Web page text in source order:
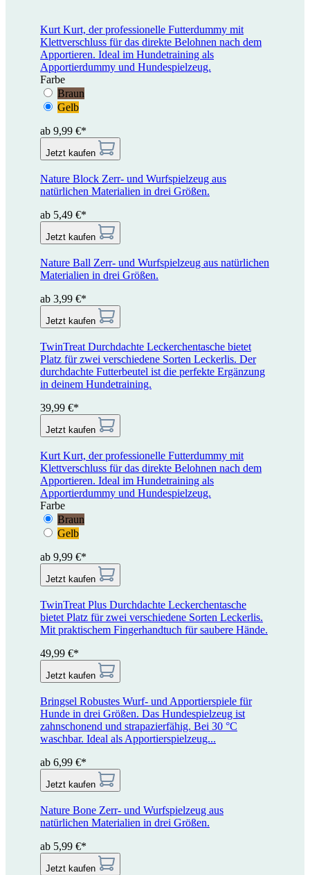
Kurt Kurt, der professionelle Futterdummy mit
Klettverschluss für das direkte Belohnen nach dem
Apportieren. Ideal im Hundetraining als
Apportierdummy und Hundespielzeug.
Farbe
Braun
Gelb
ab 9,99 €*
Jetzt kaufen
Nature Block Zerr- und Wurfspielzeug aus
natürlichen Materialien in drei Größen.
ab 5,49 €*
Jetzt kaufen
Nature Ball Zerr- und Wurfspielzeug aus natürlichen
Materialien in drei Größen.
ab 3,99 €*
Jetzt kaufen
TwinTreat Durchdachte Leckerchentasche bietet
Platz für zwei verschiedene Sorten Leckerlis. Der
durchdachte Futterbeutel ist die perfekte Ergänzung
in deinem Hundetraining.
39,99 €*
Jetzt kaufen
Kurt Kurt, der professionelle Futterdummy mit
Klettverschluss für das direkte Belohnen nach dem
Apportieren. Ideal im Hundetraining als
Apportierdummy und Hundespielzeug.
Farbe
Braun
Gelb
ab 9,99 €*
Jetzt kaufen
TwinTreat Plus Durchdachte Leckerchentasche
bietet Platz für zwei verschiedene Sorten Leckerlis.
Mit praktischem Fingerhandtuch für saubere Hände.
49,99 €*
Jetzt kaufen
Bringsel Robustes Wurf- und Apportierspiele für
Hunde in drei Größen. Das Hundespielzeug ist
zahnschonend und strapazierfähig. Bei 30 °C
waschbar. Ideal als Apportierspielzeug...
ab 6,99 €*
Jetzt kaufen
Nature Bone Zerr- und Wurfspielzeug aus
natürlichen Materialien in drei Größen.
ab 5,99 €*
Jetzt kaufen